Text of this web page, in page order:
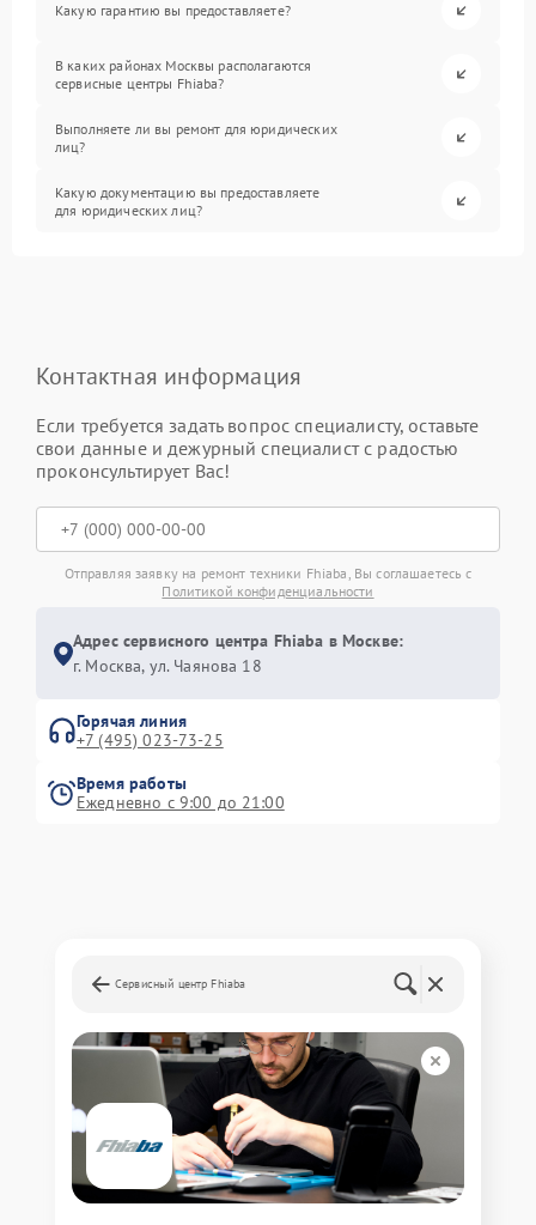
Какую гарантию вы предоставляете?
В каких районах Москвы располагаются
сервисные центры Fhiaba?
Выполняете ли вы ремонт для юридических
лиц?
Какую документацию вы предоставляете
для юридических лиц?
Контактная информация
Если требуется задать вопрос специалисту, оставьте
свои данные и дежурный специалист с радостью
проконсультирует Вас!
Отправляя заявку на ремонт техники Fhiaba, Вы соглашаетесь с
Политикой конфиденциальности
Адрес сервисного центра Fhiaba в Москве:
г. Москва, ул. Чаянова 18
Горячая линия
+7 (495) 023-73-25
Время работы
Ежедневно с 9:00 до 21:00
Сервисный центр Fhiaba